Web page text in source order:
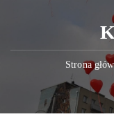
Strona